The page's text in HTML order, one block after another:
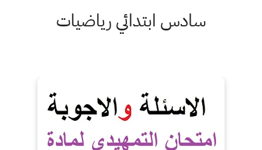
سادس ابتدائي رياضيات